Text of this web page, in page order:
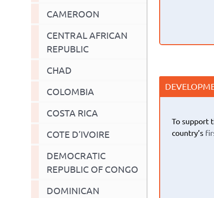
CAMEROON
CENTRAL AFRICAN
REPUBLIC
CHAD
COLOMBIA
COSTA RICA
COTE D’IVOIRE
DEMOCRATIC
REPUBLIC OF CONGO
DOMINICAN
To support
country’s